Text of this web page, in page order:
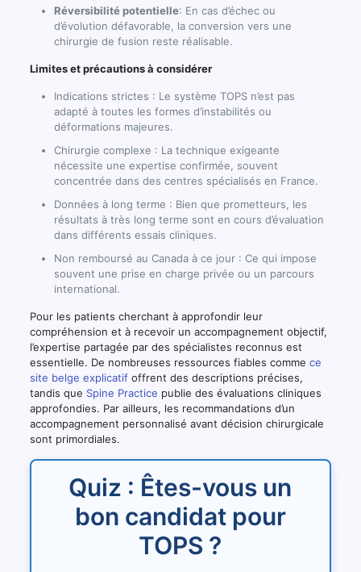
Réversibilité potentielle: En cas d’échec ou
d’évolution défavorable, la conversion vers une
chirurgie de fusion reste réalisable.
Limites et précautions à considérer
Indications strictes : Le système TOPS n’est pas
adapté à toutes les formes d’instabilités ou
déformations majeures.
Chirurgie complexe : La technique exigeante
nécessite une expertise confirmée, souvent
concentrée dans des centres spécialisés en France.
Données à long terme : Bien que prometteurs, les
résultats à très long terme sont en cours d’évaluation
dans différents essais cliniques.
Non remboursé au Canada à ce jour : Ce qui impose
souvent une prise en charge privée ou un parcours
international.
Pour les patients cherchant à approfondir leur
compréhension et à recevoir un accompagnement objectif,
l’expertise partagée par des spécialistes reconnus est
essentielle. De nombreuses ressources fiables comme ce
site belge explicatifoffrent des descriptions précises,
tandis que Spine Practice publie des évaluations cliniques
approfondies. Par ailleurs, les recommandations d’un
accompagnement personnalisé avant décision chirurgicale
sont primordiales.
Quiz : Êtes-vous un
bon candidat pour
TOPS ?